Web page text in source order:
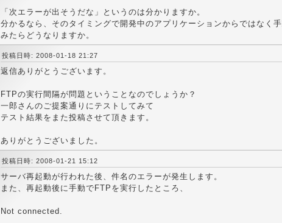
「次エラーが出そうだな」というのは分かりますか。
分かるなら、そのタイミングで開発中のアプリケーションからではなく
みたらどうなりますか。
投稿日時: 2008-01-18 21:27
返信ありがとうございます。
FTPの実行間隔が問題ということなのでしょうか？
一郎さんのご提案通りにテストしてみて
テスト結果をまた投稿させて頂きます。
ありがとうございました。
投稿日時: 2008-01-21 15:12
サーバ再起動が行われた後、件名のエラーが発生します。
また、再起動後に手動でFTPを実行したところ、
Not connected.